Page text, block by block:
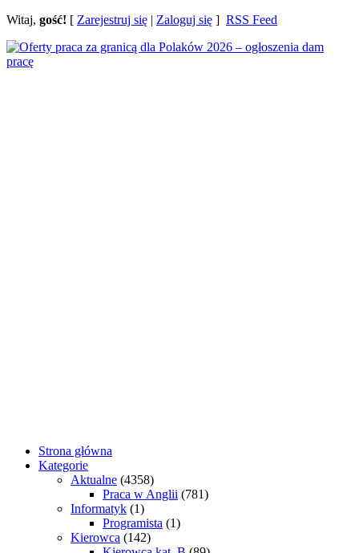
Witaj, gość! [ Zarejestruj się | Zaloguj się ] RSS Feed
Strona główna
Kategorie
Aktualne (4358)
Praca w Anglii (781)
Informatyk (1)
Programista (1)
Kierowca (142)